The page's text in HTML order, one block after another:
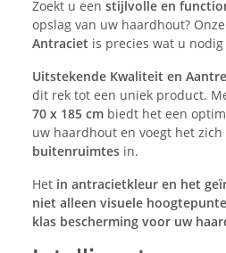
Zoekt u een stijlvolle en
opslag van uw haardhout? Onze
Antraciet is precies wat u
Uitstekende Kwaliteit en
dit rek tot een uniek product.
70 x 185 cm biedt het een
uw haardhout en voegt het zich
buitenruimtes in.
Het in antracietkleur en het
niet alleen visuele
klas bescherming voor uw